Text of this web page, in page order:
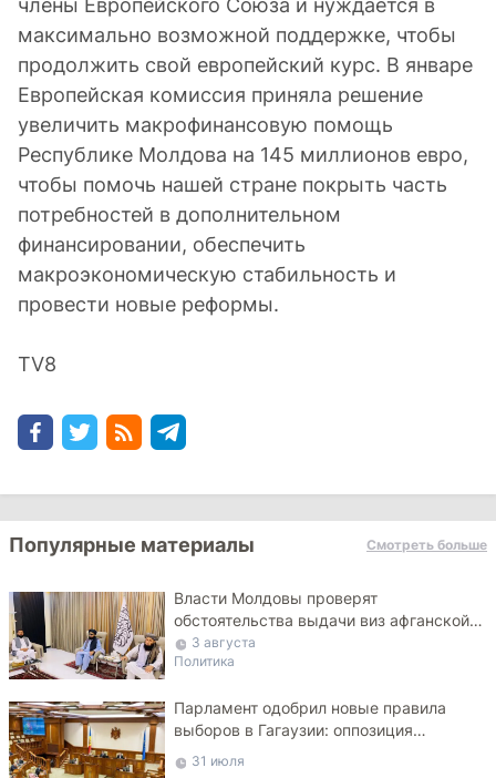
члены Европейского Союза и нуждается в
максимально возможной поддержке, чтобы
продолжить свой европейский курс. В январе
Европейская комиссия приняла решение
увеличить макрофинансовую помощь
Республике Молдова на 145 миллионов евро,
чтобы помочь нашей стране покрыть часть
потребностей в дополнительном
финансировании, обеспечить
макроэкономическую стабильность и
провести новые реформы.
TV8
Популярные материалы Смотреть больше
Власти Молдовы проверят
обстоятельства выдачи виз афганской
делегации
3 августа
Политика
Парламент одобрил новые правила
выборов в Гагаузии: оппозиция
критикует законопроект
31 июля